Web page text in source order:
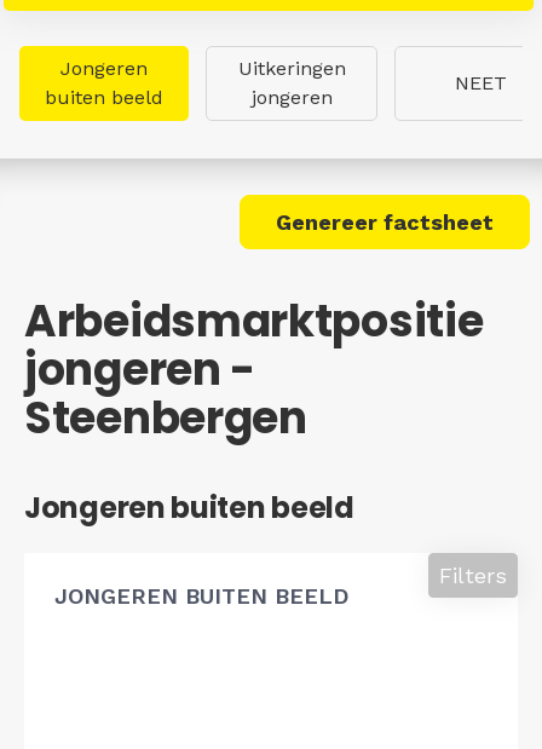
Jongeren
buiten beeld
Uitkeringen
jongeren
NEET
Genereer factsheet
Arbeidsmarktpositie
jongeren -
Steenbergen
Jongeren buiten beeld
JONGEREN BUITEN BEELD
Filters